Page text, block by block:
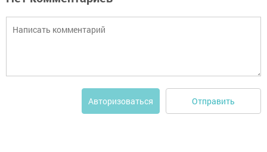
Авторизоваться Отправить